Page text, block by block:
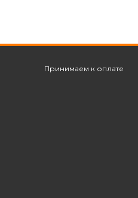
Принимаем к оплате